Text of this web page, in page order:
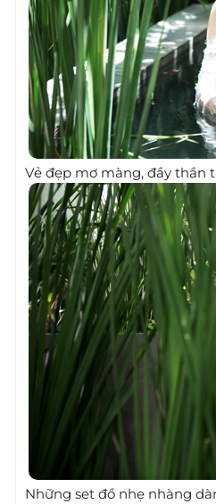
Vẻ đẹp mơ màng, đầy thần
Những set đồ nhẹ nhàng